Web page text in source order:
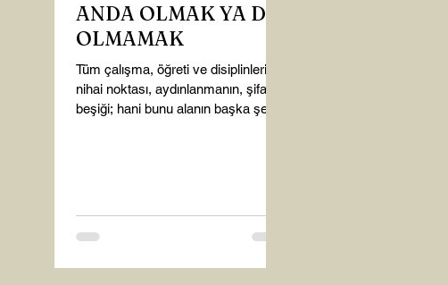
ANDA OLMAK YA DA
OLMAMAK
Tüm çalışma, öğreti ve disiplinlerin
nihai noktası, aydınlanmanın, şifanın
beşiği; hani bunu alanın başka şey